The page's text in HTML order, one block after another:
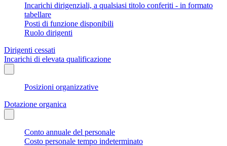
Incarichi dirigenziali, a qualsiasi titolo conferiti - in formato
tabellare
Posti di funzione disponibili
Ruolo dirigenti
Dirigenti cessati
Incarichi di elevata qualificazione
Posizioni organizzative
Dotazione organica
Conto annuale del personale
Costo personale tempo indeterminato